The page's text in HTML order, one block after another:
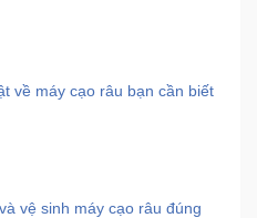
về máy cạo râu bạn cần biết
vệ sinh máy cạo râu đúng